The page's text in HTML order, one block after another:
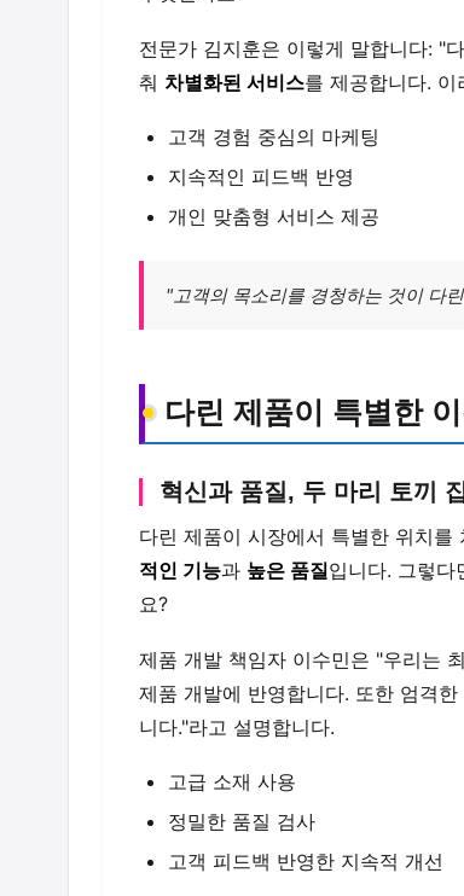
전문가 김지훈은 이렇게 말합니다: "
춰 차별화된 서비스를 제공합니다.
고객 경험 중심의 마케팅
지속적인 피드백 반영
개인 맞춤형 서비스 제공
"고객의 목소리를 경청하는 것이 다
다린 제품이 특별한
혁신과 품질, 두 마리 토끼
다린 제품이 시장에서 특별한 위치
적인 기능과 높은 품질입니다. 그렇
요?
제품 개발 책임자 이수민은 "우리는
제품 개발에 반영합니다. 또한 엄격
니다."라고 설명합니다.
고급 소재 사용
정밀한 품질 검사
고객 피드백 반영한 지속적 개선